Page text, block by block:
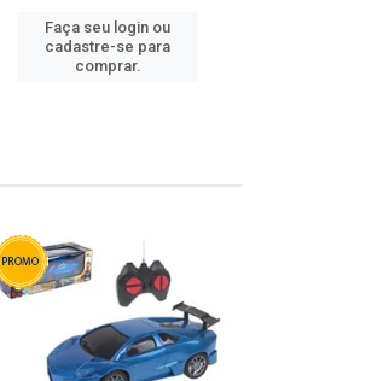
Faça seu login ou
cadastre-se para
comprar.